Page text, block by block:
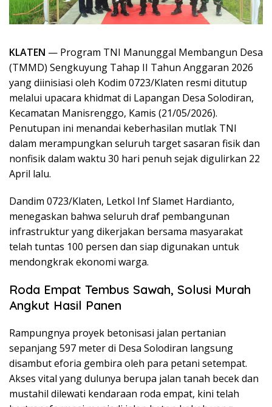
KLATEN — Program TNI Manunggal Membangun Desa
(TMMD) Sengkuyung Tahap II Tahun Anggaran 2026
yang diinisiasi oleh Kodim 0723/Klaten resmi ditutup
melalui upacara khidmat di Lapangan Desa Solodiran,
Kecamatan Manisrenggo, Kamis (21/05/2026).
Penutupan ini menandai keberhasilan mutlak TNI
dalam merampungkan seluruh target sasaran fisik dan
nonfisik dalam waktu 30 hari penuh sejak digulirkan 22
April lalu.
Dandim 0723/Klaten, Letkol Inf Slamet Hardianto,
menegaskan bahwa seluruh draf pembangunan
infrastruktur yang dikerjakan bersama masyarakat
telah tuntas 100 persen dan siap digunakan untuk
mendongkrak ekonomi warga.
Roda Empat Tembus Sawah, Solusi Murah
Angkut Hasil Panen
Rampungnya proyek betonisasi jalan pertanian
sepanjang 597 meter di Desa Solodiran langsung
disambut eforia gembira oleh para petani setempat.
Akses vital yang dulunya berupa jalan tanah becek dan
mustahil dilewati kendaraan roda empat, kini telah